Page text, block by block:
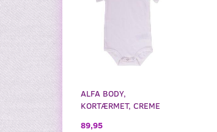
ALFA BODY,
KORTÆRMET, CREME
89,95